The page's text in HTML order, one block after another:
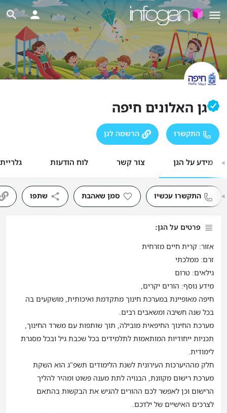
גן האלונים חיפה
התקשרו הרשמה לגן
מידע על הגן צור קשר לוח הודעות
התקשרו עכשיו סמן שאהבת שתפו
פרטים על הגן:
אזור: קרית חיים מזרחית
זרם: ממלכתי
גילאים: טרום
מידע נוסף: הורים יקרים,
חיפה מאופיינת במערכת חינוך מתקדמת ואיכותית, מושקעים בה
בכל שנה חשיבה ומשאבים רבים.
מערכת החינוך החיפאית מובילה, תוך שותפות עם משרד החינוך,
תכניות ייחודיות המותאמות לתלמידים בכל שכבת גיל ובכל מסגרת
לימודית.
חלק מההיערכות העירונית לשנת הלימודים תשפ"ג הוא השקת
מערכת רישום מקוונת, הבנויה לתת מענה פשוט ומהיר להליך
הרישום וכן לאפשר לכם ההורים להגיש את הבקשות בהתאם
לצרכים האישיים של ילדכם.